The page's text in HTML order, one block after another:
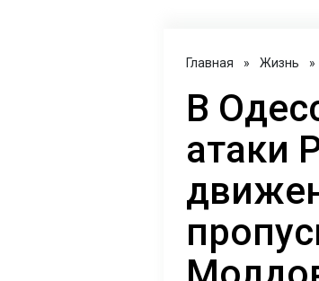
Главная » Жизнь »
В
атаки